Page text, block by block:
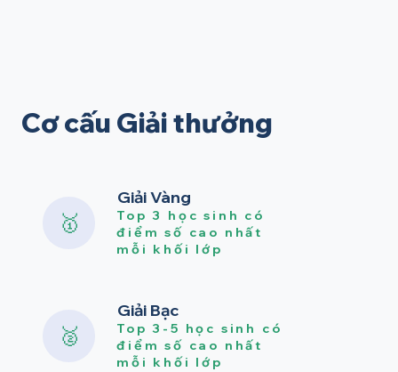
Cơ cấu Giải thưởng
🥇
Giải Vàng
Top 3 học sinh có
điểm số cao nhất
mỗi khối lớp
🥈
Giải Bạc
Top 3-5 học sinh có
điểm số cao nhất
mỗi khối lớp